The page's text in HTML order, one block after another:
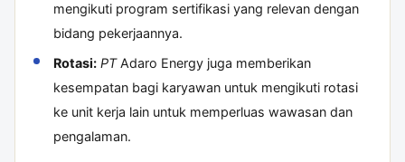
mengikuti program sertifikasi yang relevan dengan
bidang pekerjaannya.
Rotasi: PTAdaro Energy juga memberikan
kesempatan bagi karyawan untuk mengikuti rotasi
ke unit kerja lain untuk memperluas wawasan dan
pengalaman.